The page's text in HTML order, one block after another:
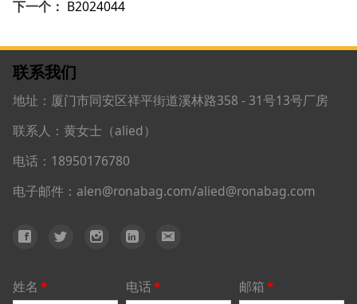
下一个： B2024044
联系我们
地址：厦门市同安区祥平街道溪林路358 - 31号13号厂房
联系人：黄女士（alied）
电话：18950176780
电子邮件：alen@ronabag.com/alied@ronabag.com
姓名 * 电话* 邮箱*